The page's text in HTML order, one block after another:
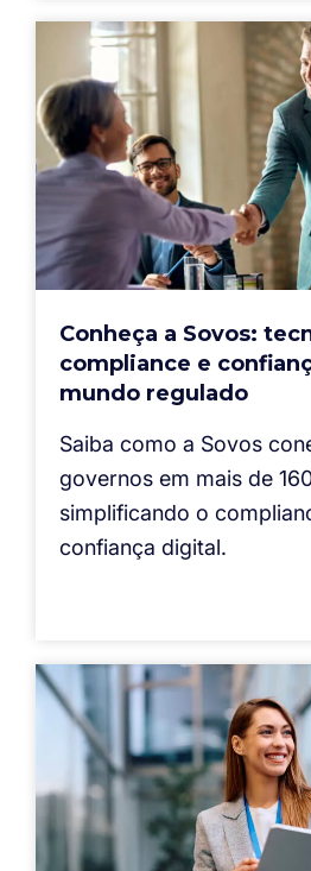
Conheça a Sovos:
compliance e
mundo regulado
Saiba como a Sovos
governos em mais de
simplificando o
confiança digital.